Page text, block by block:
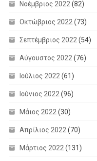
Νοέμβριος 2022 (82)
Οκτώβριος 2022 (73)
Σεπτέμβριος 2022 (54)
Αύγουστος 2022 (76)
Ιούλιος 2022 (61)
Ιούνιος 2022 (96)
Μάιος 2022 (30)
Απρίλιος 2022 (70)
Μάρτιος 2022 (131)